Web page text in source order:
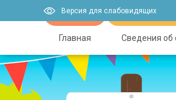
Версия для слабовидящих
Главная Сведения об